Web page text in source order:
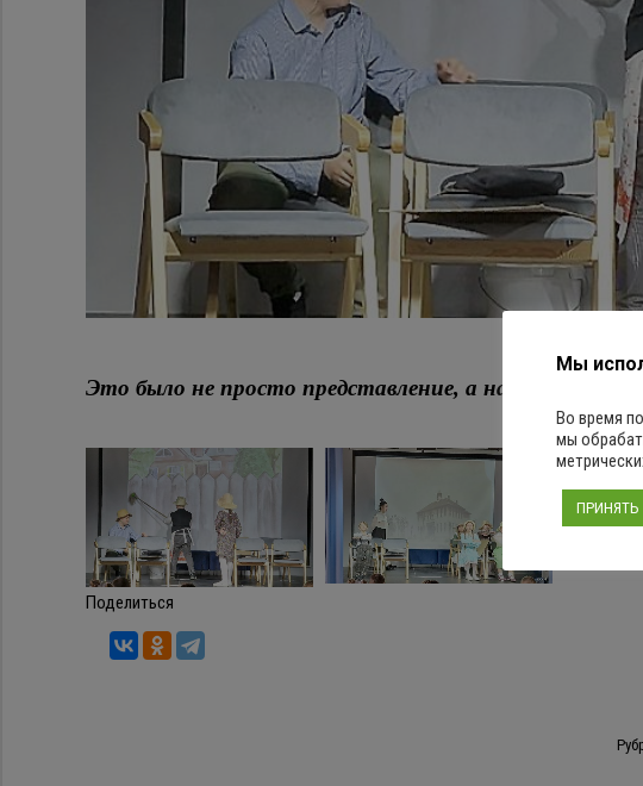
Это было не просто представление, а настоящий
Поделиться
Мы
Во время
мы
ПРИНЯТЬ